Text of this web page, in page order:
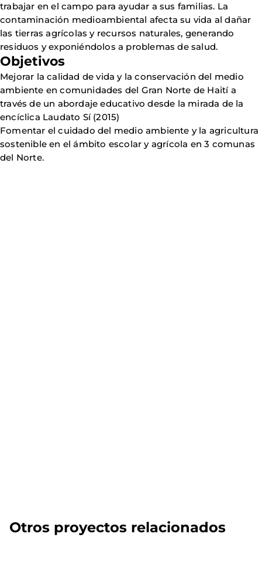
trabajar en el campo para ayudar a sus familias. La
contaminación medioambiental afecta su vida al dañar
las tierras agrícolas y recursos naturales, generando
residuos y exponiéndolos a problemas de salud.
Objetivos
Mejorar la calidad de vida y la conservación del medio
ambiente en comunidades del Gran Norte de Haití a
través de un abordaje educativo desde la mirada de la
encíclica Laudato Sí (2015)
Fomentar el cuidado del medio ambiente y la agricultura
sostenible en el ámbito escolar y agrícola en 3 comunas
del Norte.
Otros proyectos relacionados